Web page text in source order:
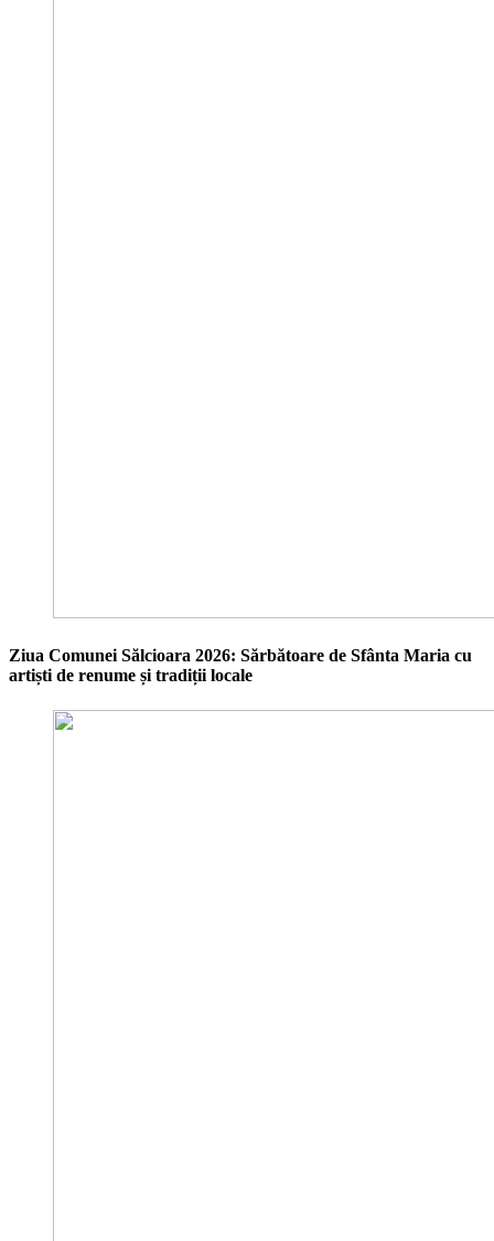
Ziua Comunei Sălcioara 2026: Sărbătoare de Sfânta Maria cu
artiști de renume și tradiții locale